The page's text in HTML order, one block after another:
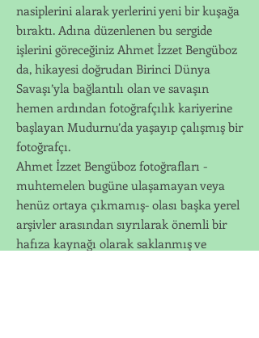
nasiplerini alarak yerlerini yeni bir kuşağa
bıraktı. Adına düzenlenen bu sergide
işlerini göreceğiniz Ahmet İzzet Bengüboz
da, hikayesi doğrudan Birinci Dünya
Savaşı’yla bağlantılı olan ve savaşın
hemen ardından fotoğrafçılık kariyerine
başlayan Mudurnu’da yaşayıp çalışmış bir
fotoğrafçı.
Ahmet İzzet Bengüboz fotoğrafları -
muhtemelen bugüne ulaşamayan veya
henüz ortaya çıkmamış- olası başka yerel
arşivler arasından sıyrılarak önemli bir
hafıza kaynağı olarak saklanmış ve